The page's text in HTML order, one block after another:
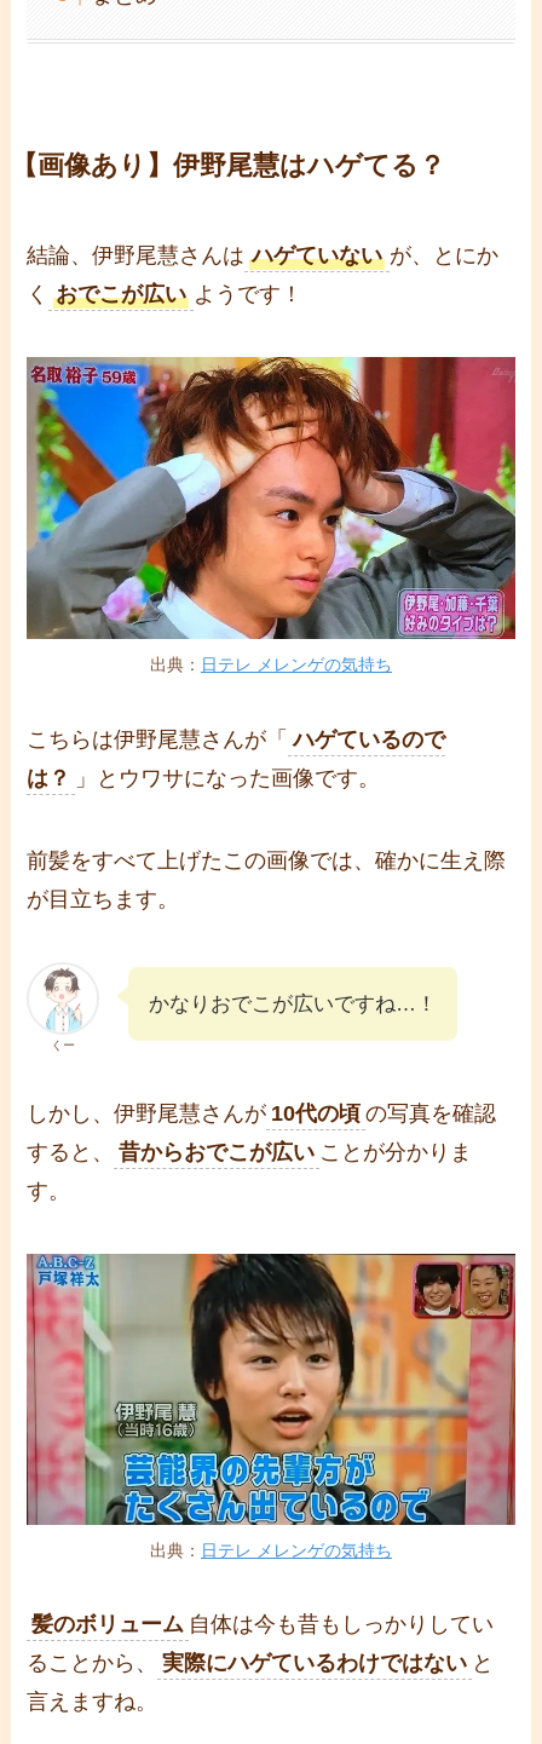
【画像あり】伊野尾慧はハゲてる？
結論、伊野尾慧さんは ハゲていない が、とにか
く
おでこが広い ようです！
出典： 日テレ メレンゲの気持ち
こちらは伊野尾慧さんが「 ハゲているので
は？
」とウワサになった画像です。
前髪をすべて上げたこの画像では、確かに生え際
が目立ちます。
くー
かなりおでこが広いですね…！
しかし、伊野尾慧さんが 10代の頃 の写真を確認
すると、
昔からおでこが広い ことが分かりま
す。
出典： 日テレ メレンゲの気持ち
髪のボリューム 自体は今も昔もしっかりしてい
ることから、
実際にハゲているわけではない と
言えますね。